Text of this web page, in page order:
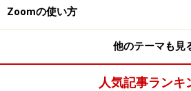
○au: 0077-7-113 (盗難・紛失でお困
○SoftBank: 0800-919-0113 (お客
Zoomの使い方
他のテーマも見
人気記事ランキ